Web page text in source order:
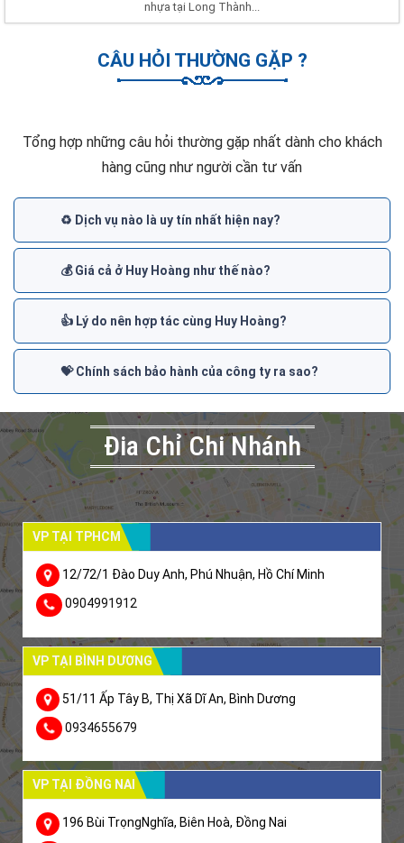
nhựa tại Long Thành...
CÂU HỎI THƯỜNG GẶP ?
Tổng hợp những câu hỏi thường gặp nhất dành cho khách
hàng cũng như người cần tư vấn
♻️ Dịch vụ nào là uy tín nhất hiện nay?
💰 Giá cả ở Huy Hoàng như thế nào?
👍 Lý do nên hợp tác cùng Huy Hoàng?
💝 Chính sách bảo hành của công ty ra sao?
Đia Chỉ Chi Nhánh
VP TẠI TPHCM
12/72/1 Đào Duy Anh, Phú Nhuận, Hồ Chí Minh
0904991912
VP TẠI BÌNH DƯƠNG
51/11 Ấp Tây B, Thị Xã Dĩ An, Bình Dương
0934655679
VP TẠI ĐỒNG NAI
196 Bùi TrọngNghĩa, Biên Hoà, Đồng Nai